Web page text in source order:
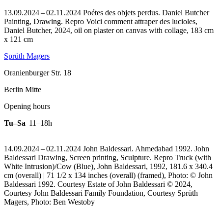
13.09.2024 – 02.11.2024 Poétes des objets perdus. Daniel Butcher
Painting, Drawing. Repro Voici comment attraper des lucioles,
Daniel Butcher, 2024, oil on plaster on canvas with collage, 183 cm
x 121 cm
Sprüth Magers
Oranienburger Str. 18
Berlin Mitte
Opening hours
Tu–Sa 11–18h
14.09.2024 – 02.11.2024 John Baldessari. Ahmedabad 1992. John
Baldessari Drawing, Screen printing, Sculpture. Repro Truck (with
White Intrusion)/Cow (Blue), John Baldessari, 1992, 181.6 x 340.4
cm (overall) | 71 1/2 x 134 inches (overall) (framed), Photo: © John
Baldessari 1992. Courtesy Estate of John Baldessari © 2024,
Courtesy John Baldessari Family Foundation, Courtesy Sprüth
Magers, Photo: Ben Westoby